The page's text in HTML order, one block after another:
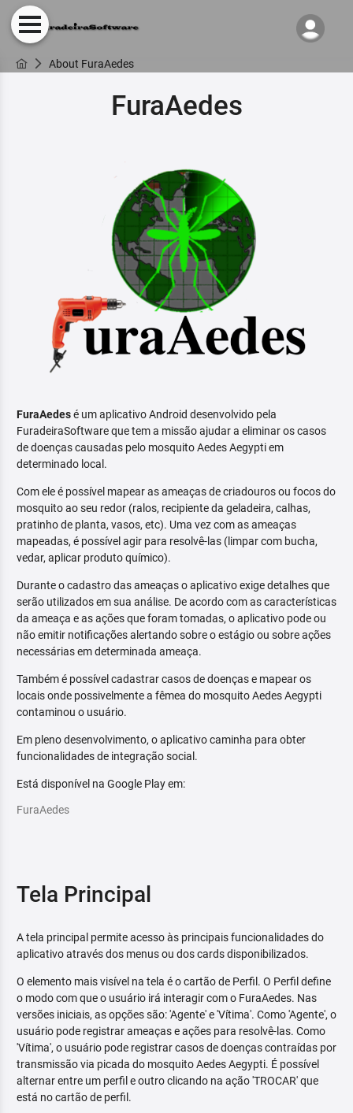
About FuraAedes
FuraAedes
FuraAedesé um aplicativo Android desenvolvido pela
FuradeiraSoftware que tem a missão ajudar a eliminar os casos
de doenças causadas pelo mosquito Aedes Aegypti em
determinado local.
Com ele é possível mapear as ameaças de criadouros ou focos do
mosquito ao seu redor (ralos, recipiente da geladeira, calhas,
pratinho de planta, vasos, etc). Uma vez com as ameaças
mapeadas, é possível agir para resolvê-las (limpar com bucha,
vedar, aplicar produto químico).
Durante o cadastro das ameaças o aplicativo exige detalhes que
serão utilizados em sua análise. De acordo com as características
da ameaça e as ações que foram tomadas, o aplicativo pode ou
não emitir notificações alertando sobre o estágio ou sobre ações
necessárias em determinada ameaça.
Também é possível cadastrar casos de doenças e mapear os
locais onde possivelmente a fêmea do mosquito Aedes Aegypti
contaminou o usuário.
Em pleno desenvolvimento, o aplicativo caminha para obter
funcionalidades de integração social.
Está disponível na Google Play em:
FuraAedes
Tela Principal
A tela principal permite acesso às principais funcionalidades do
aplicativo através dos menus ou dos cards disponibilizados.
O elemento mais visível na tela é o cartão de Perfil. O Perfil define
o modo com que o usuário irá interagir com o FuraAedes. Nas
versões iniciais, as opções são: 'Agente' e 'Vítima'. Como 'Agente', o
usuário pode registrar ameaças e ações para resolvê-las. Como
'Vítima', o usuário pode registrar casos de doenças contraídas por
transmissão via picada do mosquito Aedes Aegypti. É possível
alternar entre um perfil e outro clicando na ação 'TROCAR' que
está no cartão de perfil.